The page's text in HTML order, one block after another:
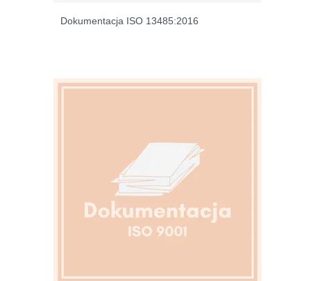
Dokumentacja ISO 13485:2016